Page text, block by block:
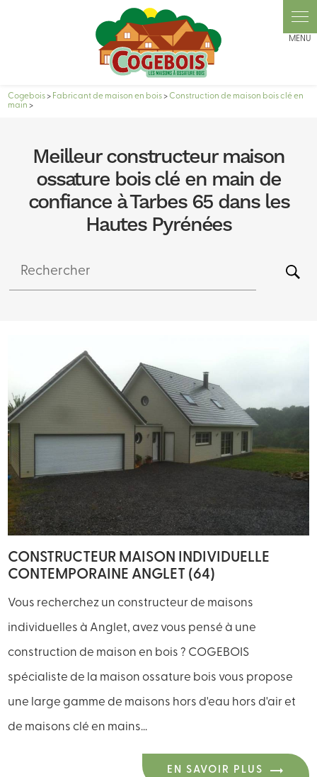
Cogebois> Fabricant de maison en bois>Construction de maison bois clé en
main>
Meilleur constructeur maison
ossature bois clé en main de
confiance à Tarbes 65 dans les
Hautes Pyrénées
Rechercher
CONSTRUCTEUR MAISON INDIVIDUELLE
CONTEMPORAINE ANGLET (64)
Vous recherchez un constructeur de maisons
individuelles à Anglet, avez vous pensé à une
construction de maison en bois ? COGEBOIS
spécialiste de la maison ossature bois vous propose
une large gamme de maisons hors d'eau hors d'air et
de maisons clé en mains...
EN SAVOIR PLUS
Panneau de gestion des cookies